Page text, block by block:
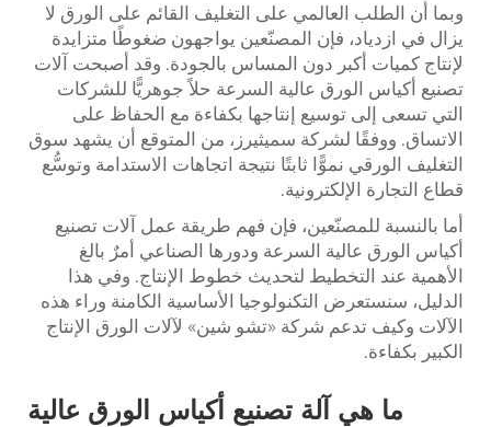
وبما أن الطلب العالمي على التغليف القائم على الورق لا
يزال في ازدياد، فإن المصنّعين يواجهون ضغوطًا متزايدة
لإنتاج كميات أكبر دون المساس بالجودة. وقد أصبحت آلات
تصنيع أكياس الورق عالية السرعة حلاً جوهريًّا للشركات
التي تسعى إلى توسيع إنتاجها بكفاءة مع الحفاظ على
الاتساق. ووفقًا لشركة سميثيرز، من المتوقع أن يشهد سوق
التغليف الورقي نموًّا ثابتًا نتيجة اتجاهات الاستدامة وتوسُّع
قطاع التجارة الإلكترونية.
أما بالنسبة للمصنّعين، فإن فهم طريقة عمل آلات تصنيع
أكياس الورق عالية السرعة ودورها الصناعي أمرٌ بالغ
الأهمية عند التخطيط لتحديث خطوط الإنتاج. وفي هذا
الدليل، سنستعرض التكنولوجيا الأساسية الكامنة وراء هذه
الآلات وكيف تدعم شركة «تشو شين» لآلات الورق الإنتاج
الكبير بكفاءة.
ما هي آلة تصنيع أكياس الورق عالية